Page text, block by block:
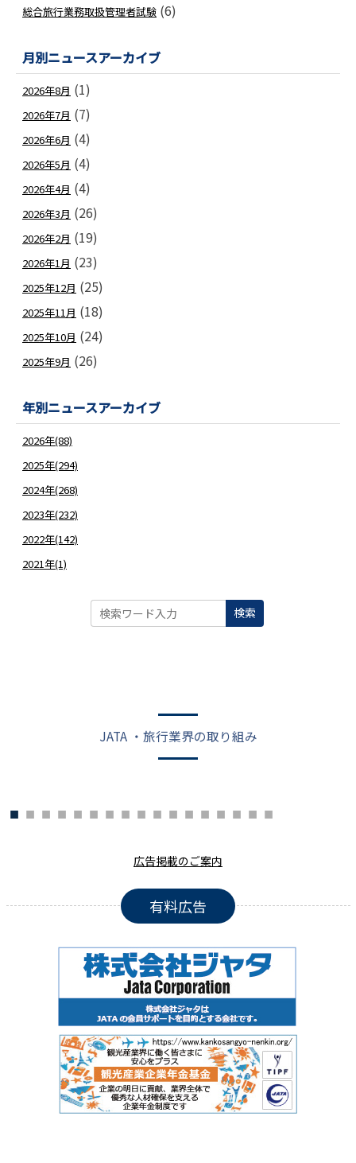
総合旅行業務取扱管理者試験 (6)
月別ニュースアーカイブ
2026年8月 (1)
2026年7月 (7)
2026年6月 (4)
2026年5月 (4)
2026年4月 (4)
2026年3月 (26)
2026年2月 (19)
2026年1月 (23)
2025年12月 (25)
2025年11月 (18)
2025年10月 (24)
2025年9月 (26)
年別ニュースアーカイブ
2026年(88)
2025年(294)
2024年(268)
2023年(232)
2022年(142)
2021年(1)
検索
JATA ・旅行業界の取り組み
広告掲載のご案内
有料広告